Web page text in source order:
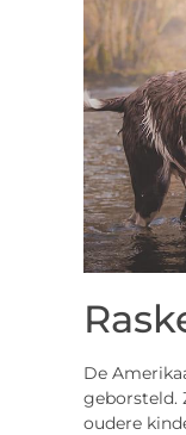
De
geborsteld.
oudere